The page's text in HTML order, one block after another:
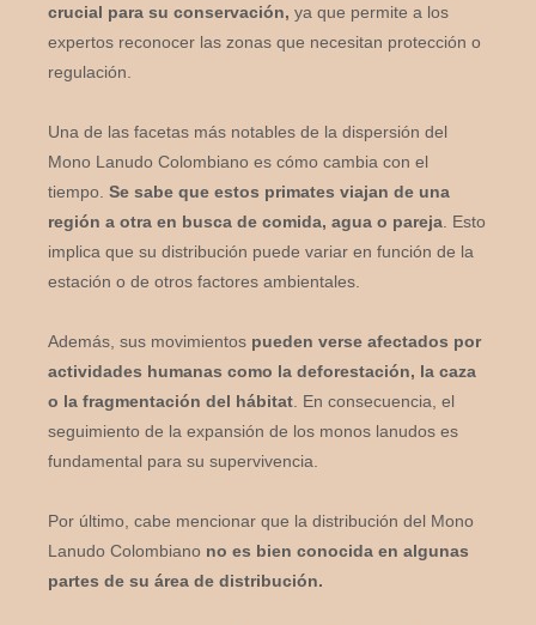
crucial para su conservación, ya que permite a los
expertos reconocer las zonas que necesitan protección o
regulación.
Una de las facetas más notables de la dispersión del
Mono Lanudo Colombiano es cómo cambia con el
tiempo. Se sabe que estos primates viajan de una
región a otra en busca de comida, agua o pareja . Esto
implica que su distribución puede variar en función de la
estación o de otros factores ambientales.
Además, sus movimientos pueden verse afectados por
actividades humanas como la deforestación, la caza
o la fragmentación del hábitat . En consecuencia, el
seguimiento de la expansión de los monos lanudos es
fundamental para su supervivencia.
Por último, cabe mencionar que la distribución del Mono
Lanudo Colombiano no es bien conocida en algunas
partes de su área de distribución.